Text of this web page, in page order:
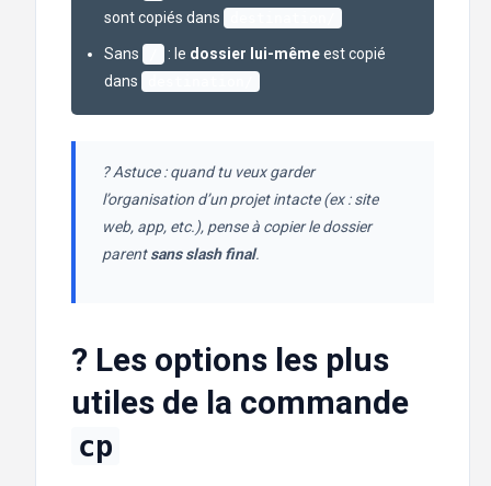
sont copiés dans
Sans : le dossier lui-mêmeest copié
dans
? Astuce : quand tu veux garder
l’organisation d’un projet intacte (ex : site
web, app, etc.), pense à copier le dossier
parentsans slash final.
? Les options les plus
utiles de la commande
cp